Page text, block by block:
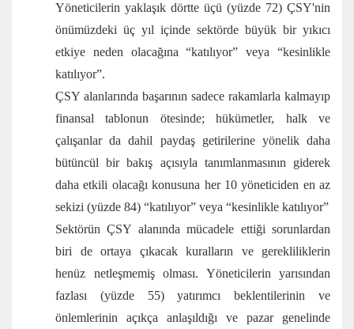
Yöneticilerin yaklaşık dörtte üçü (yüzde 72) ÇSY'nin
önümüzdeki üç yıl içinde sektörde büyük bir yıkıcı
etkiye neden olacağına “katılıyor” veya “kesinlikle
katılıyor”.
ÇSY alanlarında başarının sadece rakamlarla kalmayıp
finansal tablonun ötesinde; hükümetler, halk ve
çalışanlar da dahil paydaş getirilerine yönelik daha
bütüncül bir bakış açısıyla tanımlanmasının giderek
daha etkili olacağı konusuna her 10 yöneticiden en az
sekizi (yüzde 84) “katılıyor” veya “kesinlikle katılıyor”
Sektörün ÇSY alanında mücadele ettiği sorunlardan
biri de ortaya çıkacak kuralların ve gerekliliklerin
henüz netleşmemiş olması. Yöneticilerin yarısından
fazlası (yüzde 55) yatırımcı beklentilerinin ve
önlemlerinin açıkça anlaşıldığı ve pazar genelinde